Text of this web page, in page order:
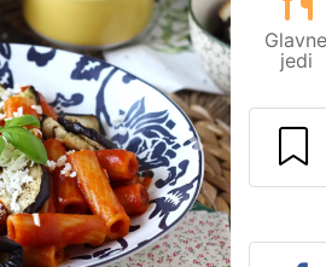
Naslednji
Glavne
jedi